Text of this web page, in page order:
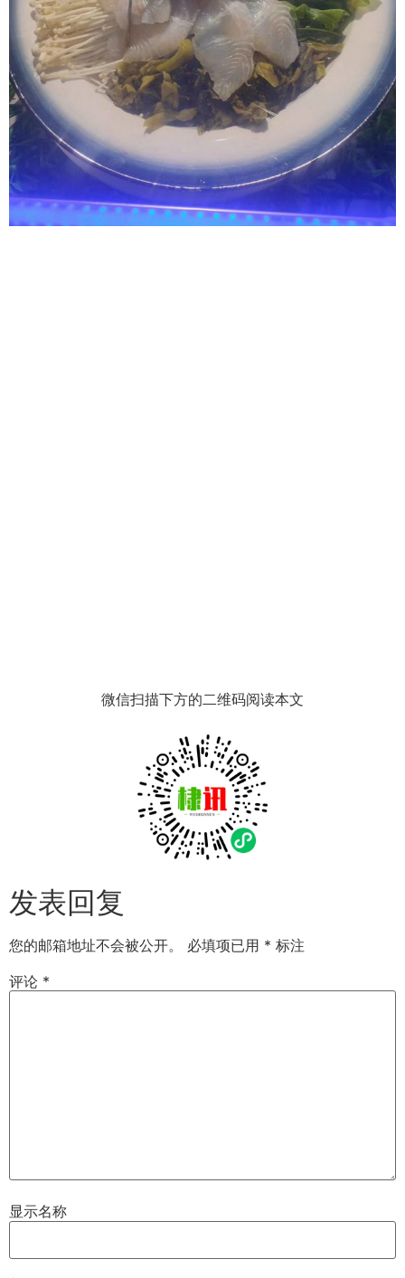
微信扫描下方的二维码阅读本文
发表回复
您的邮箱地址不会被公开。 必填项已用 * 标注
评论 *
显示名称